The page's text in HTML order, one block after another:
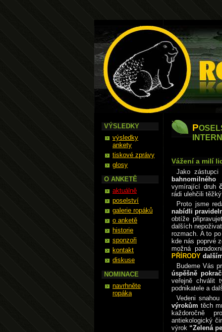
VÝSLEDKY
výsledky
ankety
tiskové zprávy
glosy
O ANKETĚ
aktuálně
poselství
galerie ropáků
o anketě
historie
sponzoři
kontakt
diskuse
NOMINACE
navrhněte
ropáka
P
Vážení a milí
Jako zástupci
bahnomilného
vymírající druh
rádi ulehčili
Proto jsme
nabídli
obtíže
dalších
rozmach. A to
kde nás poprvé
možná
PŘÍRODY
Budeme Vás
úspěšně
veřejně chválit
podnikatele a
Vedeni
výrokůmtěch
každoročně
antiekologický
výrok “Zelená